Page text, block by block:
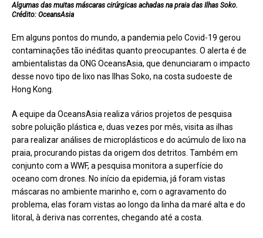
Algumas das muitas máscaras cirúrgicas achadas na praia das Ilhas Soko.
Crédito: OceansAsia
Em alguns pontos do mundo, a pandemia pelo Covid-19 gerou
contaminações tão inéditas quanto preocupantes. O alerta é de
ambientalistas da ONG OceansAsia, que denunciaram o impacto
desse novo tipo de lixo nas Ilhas Soko, na costa sudoeste de
Hong Kong.
A equipe da OceansAsia realiza vários projetos de pesquisa
sobre poluição plástica e, duas vezes por mês, visita as ilhas
para realizar análises de microplásticos e do acúmulo de lixo na
praia, procurando pistas da origem dos detritos. Também em
conjunto com a WWF, a pesquisa monitora a superfície do
oceano com drones. No início da epidemia, já foram vistas
máscaras no ambiente marinho e, com o agravamento do
problema, elas foram vistas ao longo da linha da maré alta e do
litoral, à deriva nas correntes, chegando até a costa.